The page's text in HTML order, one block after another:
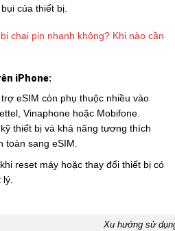
của thiết bị.
chai pin nhanh không? Khi nào cần
iPhone:
eSIM còn phụ thuộc nhiều vào
Vinaphone hoặc Mobifone.
thiết bị và khả năng tương thích
toàn sang eSIM.
reset máy hoặc thay đổi thiết bị có
Xu hướng sử